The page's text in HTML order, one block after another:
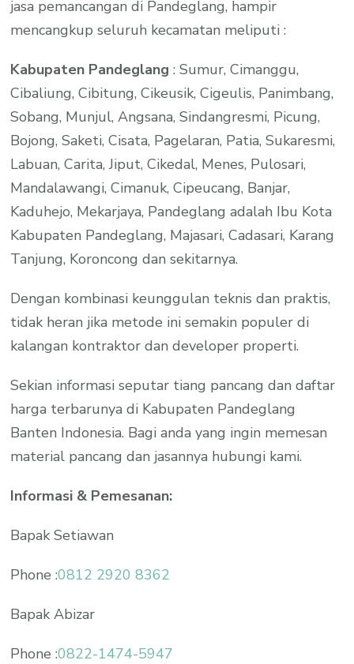
jasa pemancangan di Pandeglang, hampir
mencangkup seluruh kecamatan meliputi :
Kabupaten Pandeglang : Sumur, Cimanggu,
Cibaliung, Cibitung, Cikeusik, Cigeulis, Panimbang,
Sobang, Munjul, Angsana, Sindangresmi, Picung,
Bojong, Saketi, Cisata, Pagelaran, Patia, Sukaresmi,
Labuan, Carita, Jiput, Cikedal, Menes, Pulosari,
Mandalawangi, Cimanuk, Cipeucang, Banjar,
Kaduhejo, Mekarjaya, Pandeglang adalah Ibu Kota
Kabupaten Pandeglang, Majasari, Cadasari, Karang
Tanjung, Koroncong dan sekitarnya.
Dengan kombinasi keunggulan teknis dan praktis,
tidak heran jika metode ini semakin populer di
kalangan kontraktor dan developer properti.
Sekian informasi seputar tiang pancang dan daftar
harga terbarunya di Kabupaten Pandeglang
Banten Indonesia. Bagi anda yang ingin memesan
material pancang dan jasannya hubungi kami.
Informasi & Pemesanan:
Bapak Setiawan
Phone :0812 2920 8362
Bapak Abizar
Phone :0822-1474-5947